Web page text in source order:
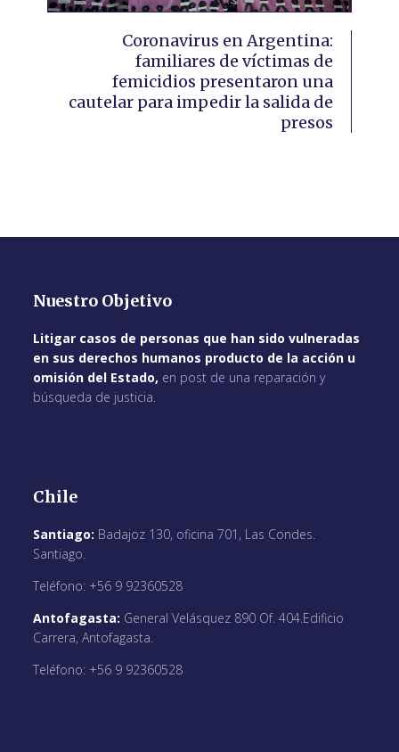
Coronavirus en Argentina:
familiares de víctimas de
femicidios presentaron una
cautelar para impedir la salida de
presos
Nuestro Objetivo
Litigar casos de personas que han sido vulneradas
en sus derechos humanos producto de la acción u
omisión del Estado, en post de una reparación y
búsqueda de justicia.
Chile
Santiago: Badajoz 130, oficina 701, Las Condes.
Santiago.
Teléfono: +56 9 92360528
Antofagasta: General Velásquez 890 Of. 404.Edificio
Carrera, Antofagasta.
Teléfono: +56 9 92360528